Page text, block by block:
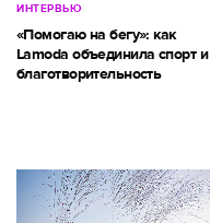
ИНТЕРВЬЮ
«Помогаю на бегу»: как
Lamoda объединила спорт и
благотворительность